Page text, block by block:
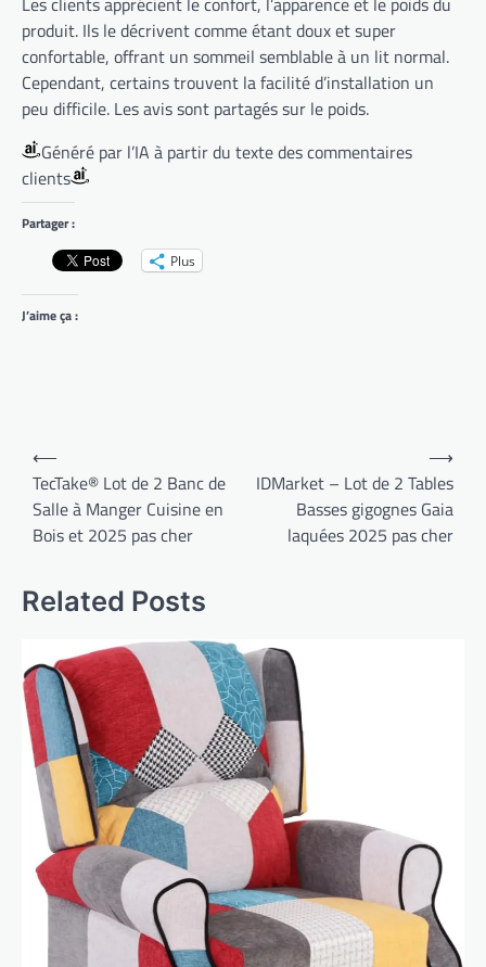
produit. Ils le décrivent comme étant doux et super
confortable, offrant un sommeil semblable à un lit normal.
Cependant, certains trouvent la facilité d’installation un
peu difficile. Les avis sont partagés sur le poids.
Généré par l’IA à partir du texte des commentaires
clients
Partager :
Plus
J’aime ça :
Navigation
de
l’article
⟵
TecTake® Lot de 2 Banc de
Salle à Manger Cuisine en
Bois et 2025 pas cher
IDMarket – Lot de 2 Tables
Basses gigognes Gaia
laquées 2025 pas cher
⟶
Related Posts